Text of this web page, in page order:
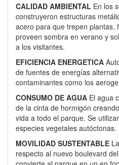
CALIDAD AMBIENTAL En los
construyeron estructuras
acero para que trepen plantas,
proveen sombra en verano y
a los visitantes.
EFICIENCIA ENERGETICA
de fuentes de energías
contaminantes como los
CONSUMO DE AGUA El agua
de la cinta de hormigón
vida a todo el parque. Se
especies vegetales autóctonas.
MOVILIDAD SUSTENTABLE
respecto al nuevo boulevard